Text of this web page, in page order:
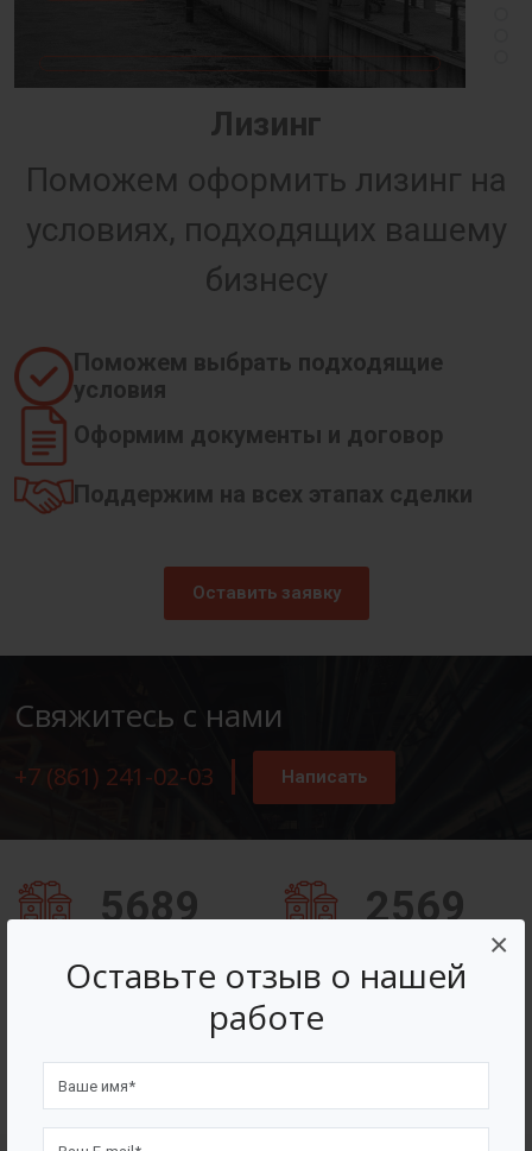
Оставьте отзыв о нашей
работе
×
Лизинг
Поможем оформить лизинг на
условиях, подходящих вашему
бизнесу
Поможем выбрать подходящие
условия
Оформим документы и договор
Поддержим на всех этапах сделки
Оставить заявку
Свяжитесь с нами
+7 (861) 241-02-03 Написать
5689 2569
Счастливых клиентов